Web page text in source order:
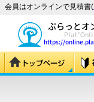
会員はオンラインで見積書(